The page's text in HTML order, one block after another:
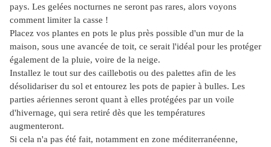
pays. Les gelées nocturnes ne seront pas rares, alors voyons
comment limiter la casse !
Placez vos plantes en pots le plus près possible d'un mur de la
maison, sous une avancée de toit, ce serait l'idéal pour les protéger
également de la pluie, voire de la neige.
Installez le tout sur des caillebotis ou des palettes afin de les
désolidariser du sol et entourez les pots de papier à bulles. Les
parties aériennes seront quant à elles protégées par un voile
d'hivernage, qui sera retiré dès que les températures
augmenteront.
Si cela n'a pas été fait, notamment en zone méditerranéenne,